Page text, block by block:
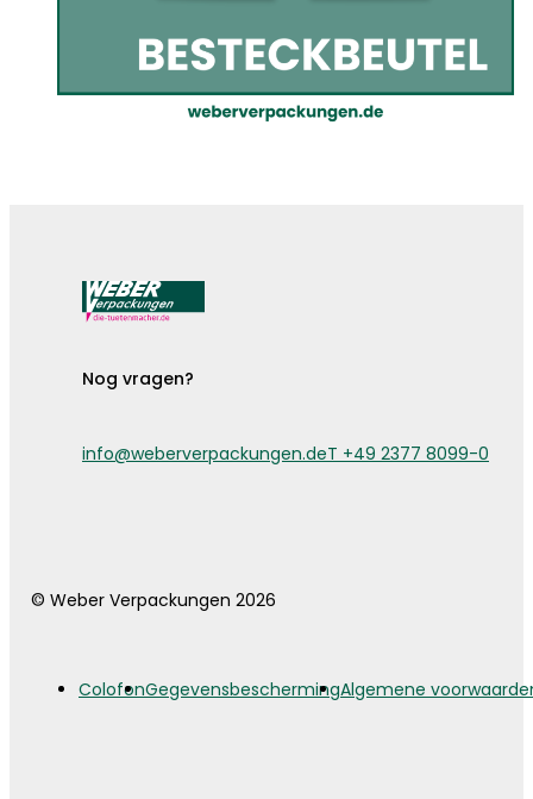
Nog vragen?
info@weberverpackungen.deT +49 2377 8099-0
© Weber Verpackungen 2026
ColofonGegevensbeschermingAlgemene